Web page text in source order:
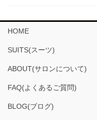
HOME
SUITS(スーツ)
ABOUT(サロンについて)
FAQ(よくあるご質問)
BLOG(ブログ)